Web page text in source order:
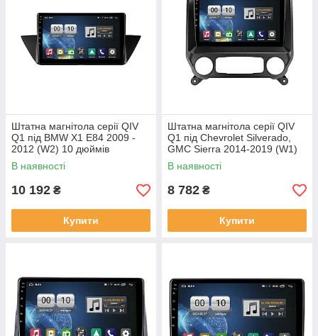
Штатна магнітола серії QIV
Q1 під BMW X1 E84 2009 -
2012 (W2) 10 дюймів
В наявності
10 192 ₴
Купити
Штатна магнітола серії QIV
Q1 під Chevrolet Silverado,
GMC Sierra 2014-2019 (W1)
10 дюймів
В наявності
8 782 ₴
Купити